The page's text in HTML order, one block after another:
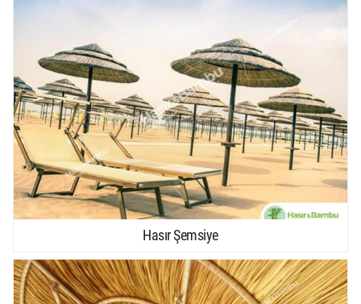
Hasır Şemsiye